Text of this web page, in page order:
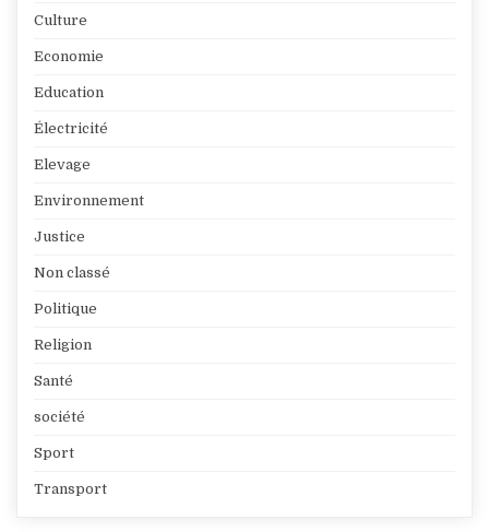
Culture
Economie
Education
Électricité
Elevage
Environnement
Justice
Non classé
Politique
Religion
Santé
société
Sport
Transport